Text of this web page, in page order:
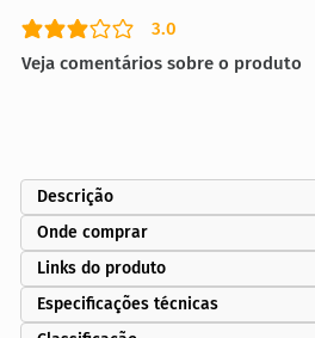
3.0
classificação média é 3 de 5
Veja comentários sobre o produto
Descrição
Onde comprar
Links do produto
Especificações técnicas